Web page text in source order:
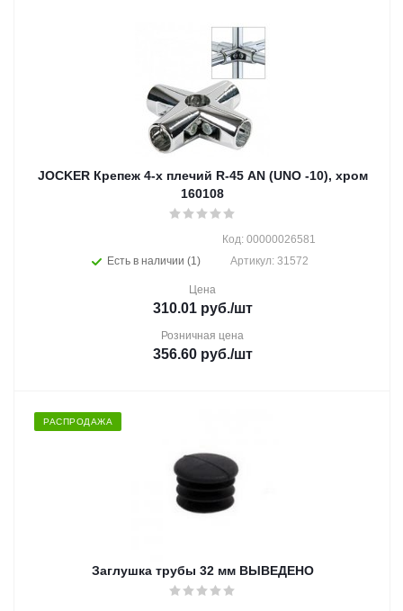
JOCKER Крепеж 4-х плечий R-45 AN (UNO -10), хром
160108
Есть в наличии (1)
Код: 00000026581
Артикул: 31572
Цена
310.01руб./шт
Розничная цена
356.60руб./шт
РАСПРОДАЖА
Заглушка трубы 32 мм ВЫВЕДЕНО